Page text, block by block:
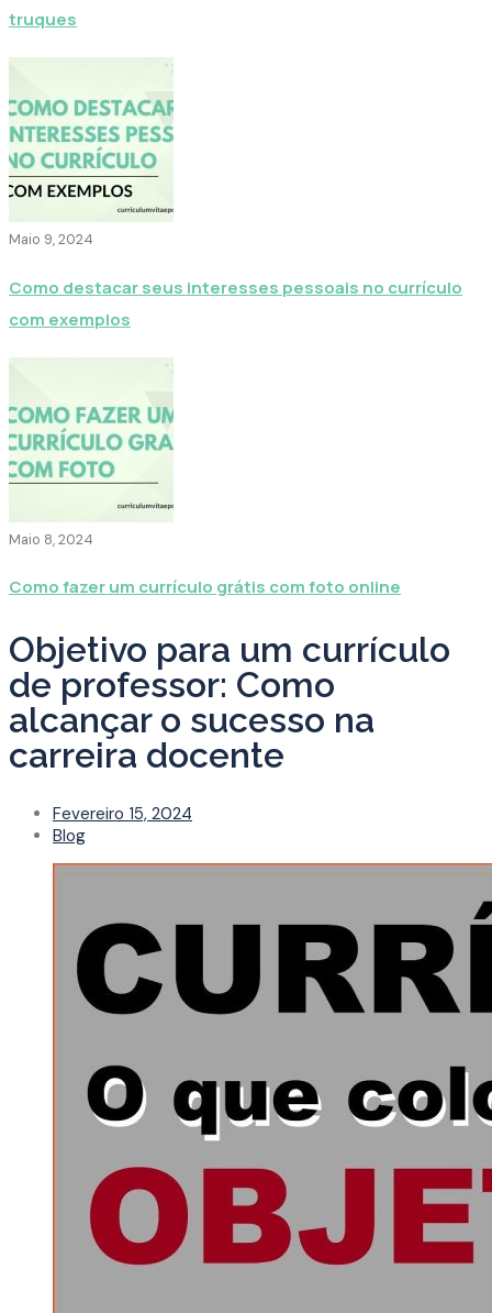
truques
Maio 9, 2024
Como destacar seus interesses pessoais no currículo
com exemplos
Maio 8, 2024
Como fazer um currículo grátis com foto online
Objetivo para um currículo
de professor: Como
alcançar o sucesso na
carreira docente
Fevereiro 15, 2024
Blog